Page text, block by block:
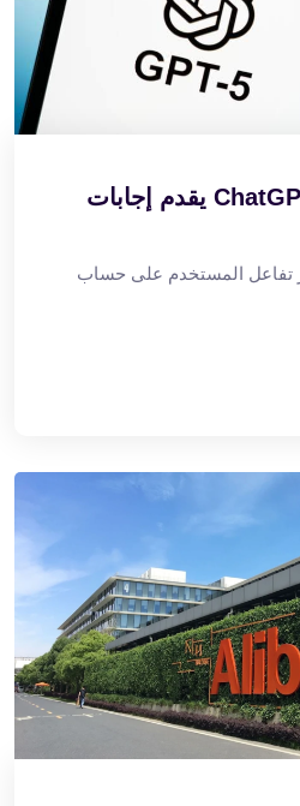
الإصدار الجديد من ChatGPT يقدم إجابات
تفاعل المستخدم على حساب